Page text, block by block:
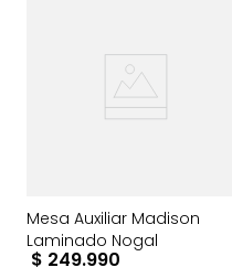
Mesa Auxiliar Madison
Laminado Nogal
$ 249.990